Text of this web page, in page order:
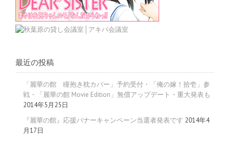
最近の投稿
「麗華の館 瞳抱き枕カバー」予約受付・「俺の嫁！拾壱」参
戦・「麗華の館 Movie Edition」無償アップデート・重大発表も
2014年5月25日
『麗華の館』応援バナーキャンペーン当選者発表です 2014年4
月17日